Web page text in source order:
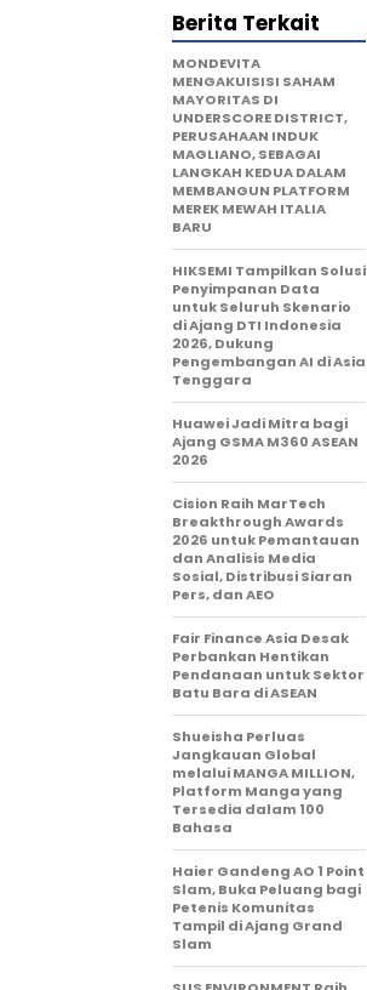
Berita Terkait
MONDEVITA
MENGAKUISISI SAHAM
MAYORITAS DI
UNDERSCORE DISTRICT,
PERUSAHAAN INDUK
MAGLIANO, SEBAGAI
LANGKAH KEDUA DALAM
MEMBANGUN PLATFORM
MEREK MEWAH ITALIA
BARU
HIKSEMI Tampilkan Solusi
Penyimpanan Data
untuk Seluruh Skenario
di Ajang DTI Indonesia
2026, Dukung
Pengembangan AI di Asia
Tenggara
Huawei Jadi Mitra bagi
Ajang GSMA M360 ASEAN
2026
Cision Raih MarTech
Breakthrough Awards
2026 untuk Pemantauan
dan Analisis Media
Sosial, Distribusi Siaran
Pers, dan AEO
Fair Finance Asia Desak
Perbankan Hentikan
Pendanaan untuk Sektor
Batu Bara di ASEAN
Shueisha Perluas
Jangkauan Global
melalui MANGA MILLION,
Platform Manga yang
Tersedia dalam 100
Bahasa
Haier Gandeng AO 1 Point
Slam, Buka Peluang bagi
Petenis Komunitas
Tampil di Ajang Grand
Slam